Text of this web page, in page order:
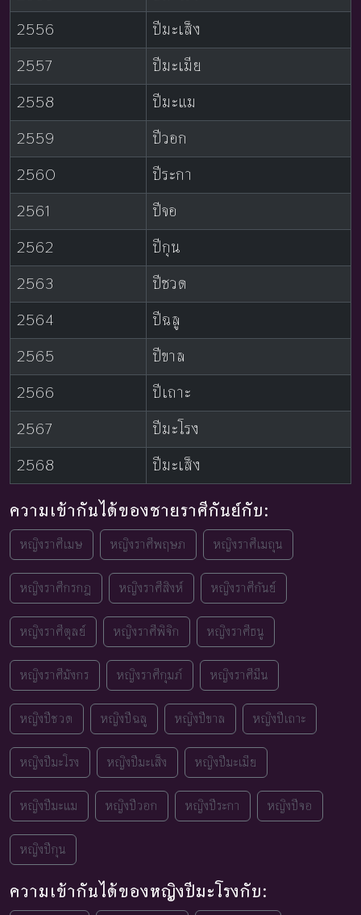
2556
ปีมะเส็ง
2557
ปีมะเมีย
2558
ปีมะแม
2559
ปีวอก
2560
ปีระกา
2561
ปีจอ
2562
ปีกุน
2563
ปีชวด
2564
ปีฉลู
2565
ปีขาล
2566
ปีเถาะ
2567
ปีมะโรง
2568
ปีมะเส็ง
ความเข้ากันได้ของชายราศีกันย์กับ:
หญิงราศีเมษ หญิงราศีพฤษภ หญิงราศีเมถุน
หญิงราศีกรกฎ หญิงราศีสิงห์ หญิงราศีกันย์
หญิงราศีตุลย์ หญิงราศีพิจิก หญิงราศีธนู
หญิงราศีมังกร หญิงราศีกุมภ์ หญิงราศีมีน
หญิงปีชวด หญิงปีฉลู หญิงปีขาล หญิงปีเถาะ
หญิงปีมะโรง หญิงปีมะเส็ง หญิงปีมะเมีย
หญิงปีมะแม หญิงปีวอก หญิงปีระกา หญิงปีจอ
หญิงปีกุน
ความเข้ากันได้ของหญิงปีมะโรงกับ: